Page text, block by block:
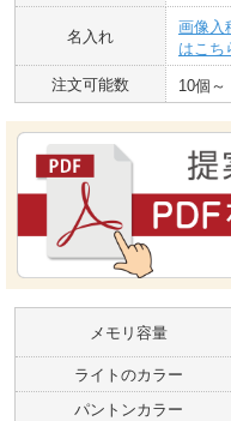
名入れ
画像入
はこち
注文可能数
10個～
メモリ容量
ライトのカラー
パントンカラー